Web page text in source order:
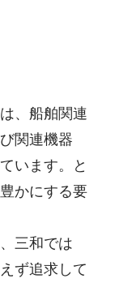
、船舶関連
関連機器
います。と
かにする要
三和では
ず追求して